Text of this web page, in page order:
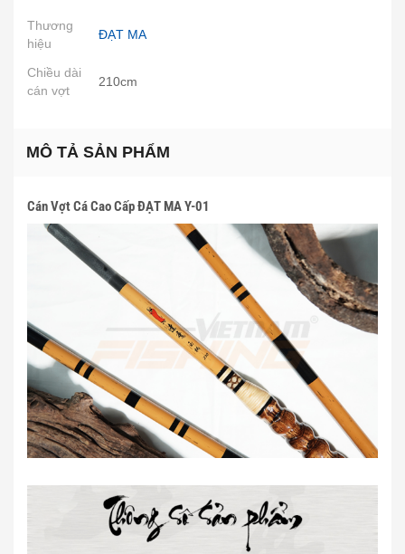
Thương
hiệu
ĐẠT MA
Chiều dài
cán vợt
210cm
MÔ TẢ SẢN PHẨM
Cán Vợt Cá Cao Cấp ĐẠT MA Y-01